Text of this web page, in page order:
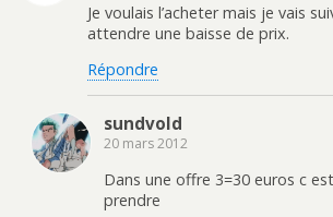
Je voulais l’acheter mais je vais
attendre une baisse de prix.
Répondre
sundvold
20 mars 2012
Dans une offre 3=30 euros c
prendre